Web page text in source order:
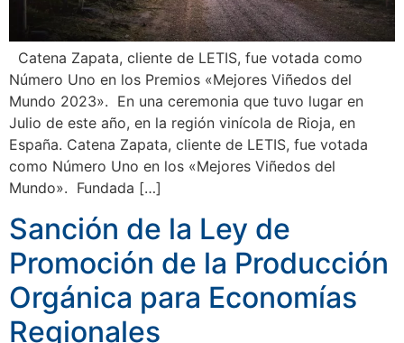
Catena Zapata, cliente de LETIS, fue votada como
Número Uno en los Premios «Mejores Viñedos del
Mundo 2023». En una ceremonia que tuvo lugar en
Julio de este año, en la región vinícola de Rioja, en
España. Catena Zapata, cliente de LETIS, fue votada
como Número Uno en los «Mejores Viñedos del
Mundo». Fundada […]
Sanción de la Ley de
Promoción de la Producción
Orgánica para Economías
Regionales